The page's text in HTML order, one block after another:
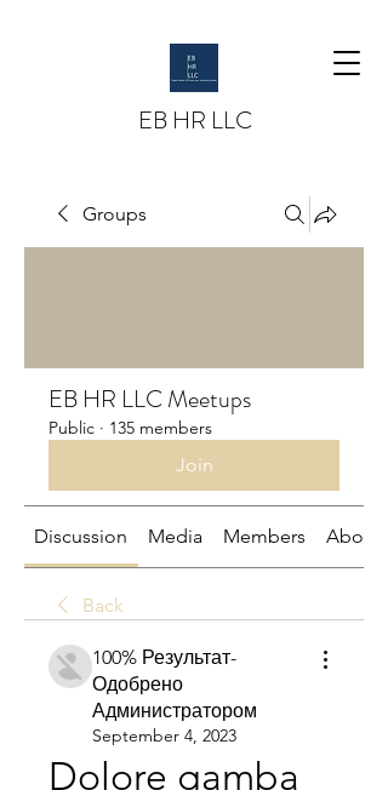
EB HR LLC
Groups
EB HR LLC Meetups
Public · 135 members
Join
Discussion Media Members About
Back
100% Результат-
Одобрено
Администратором
September 4, 2023
Dolore gamba